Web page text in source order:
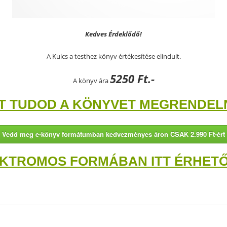
Kedves Érdeklődő!
A Kulcs a testhez könyv értékesítése elindult.
A könyv ára5250 Ft.-
TUDOD A KÖNYVET
Vedd meg e-könyv formátumban kedvezményes áron CSAK 2.990 Ft-ért
FORMÁBAN ITT